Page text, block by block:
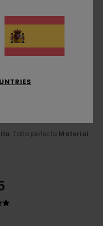
: Talla perfecta Material: